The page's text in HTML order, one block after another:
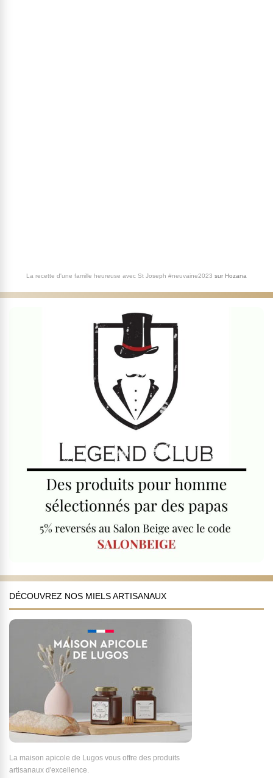
La recette d'une famille heureuse avec St Joseph #neuvaine2023 sur Hozana
DÉCOUVREZ NOS MIELS ARTISANAUX
La maison apicole de Lugos vous offre des produits
artisanaux d'excellence.